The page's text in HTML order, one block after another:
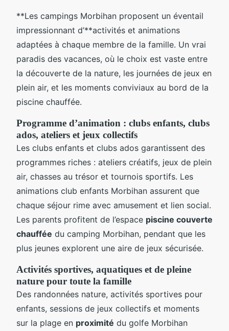
**Les campings Morbihan proposent un éventail
impressionnant d’**activités et animations
adaptées à chaque membre de la famille. Un vrai
paradis des vacances, où le choix est vaste entre
la découverte de la nature, les journées de jeux en
plein air, et les moments conviviaux au bord de la
piscine chauffée.
Programme d’animation : clubs enfants, clubs
ados, ateliers et jeux collectifs
Les clubs enfants et clubs ados garantissent des
programmes riches : ateliers créatifs, jeux de plein
air, chasses au trésor et tournois sportifs. Les
animations club enfants Morbihan assurent que
chaque séjour rime avec amusement et lien social.
Les parents profitent de l’espace piscine couverte
chauffée du camping Morbihan, pendant que les
plus jeunes explorent une aire de jeux sécurisée.
Activités sportives, aquatiques et de pleine
nature pour toute la famille
Des randonnées nature, activités sportives pour
enfants, sessions de jeux collectifs et moments
sur la plage en proximité du golfe Morbihan